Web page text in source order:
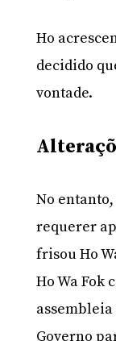
Ho
decidido
vontade.
No
requerer
frisou Ho
Ho Wa Fok
Governo